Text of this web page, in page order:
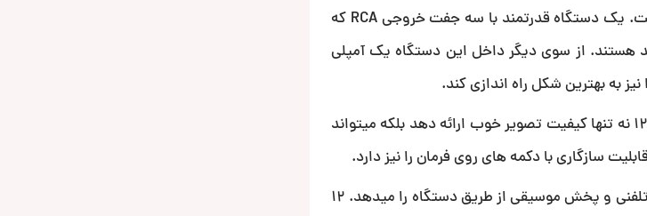
این محصول یک مانیتور اندرویدی 9 اینچی با قابلیت های فراوان صوتی و تصویری است. یک دستگاه قدرتمند با سه جفت خروجی RCA که
هستند. از سوی دیگر داخل این دستگاه یک آمپلی
صفحه نمایش این دستگاه به صورت QLED بوده و میتواند با زرولوشن تصویر 720*1280 نه تنها کیفیت تصویر خوب ارائه دهد بلکه میتواند
سازگاری با دکمه های روی فرمان را نیز دارد.
این دستگاه همچنین از بلوتوث نسخه 4.2 پشتیبانی میکند که به مخاطب اجازه مکالمه تلفنی و پخش موسیقی از طریق دستگاه را میدهد. 12